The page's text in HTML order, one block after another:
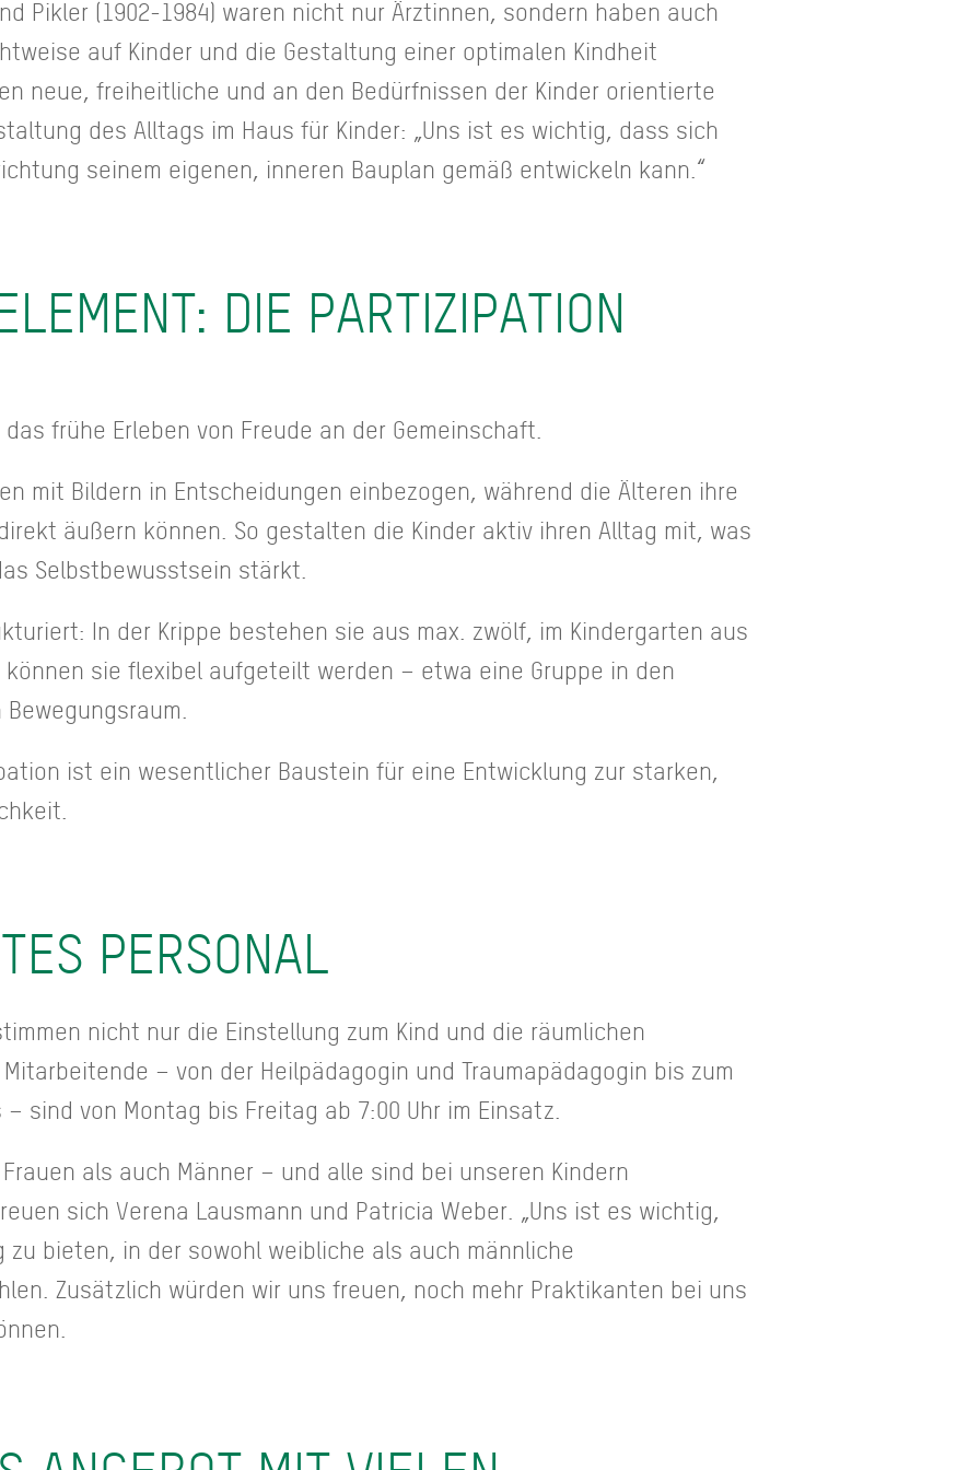
Pikler (1902-1984) waren nicht nur Ärztinnen, sondern haben auch
auf Kinder und die Gestaltung einer optimalen Kindheit
neue, freiheitliche und an den Bedürfnissen der Kinder orientierte
des Alltags im Haus für Kinder: „Uns ist es wichtig, dass sich
seinem eigenen, inneren Bauplan gemäß entwickeln kann.“
DIE PARTIZIPATION
frühe Erleben von Freude an der Gemeinschaft.
mit Bildern in Entscheidungen einbezogen, während die Älteren ihre
äußern können. So gestalten die Kinder aktiv ihren Alltag mit, was
Selbstbewusstsein stärkt.
In der Krippe bestehen sie aus max. zwölf, im Kindergarten aus
können sie flexibel aufgeteilt werden – etwa eine Gruppe in den
ist ein wesentlicher Baustein für eine Entwicklung zur starken,
PERSONAL
nicht nur die Einstellung zum Kind und die räumlichen
– von der Heilpädagogin und Traumapädagogin bis zum
sind von Montag bis Freitag ab 7:00 Uhr im Einsatz.
als auch Männer – und alle sind bei unseren Kindern
sich Verena Lausmann und Patricia Weber. „Uns ist es wichtig,
bieten, in der sowohl weibliche als auch männliche
Zusätzlich würden wir uns freuen, noch mehr Praktikanten bei uns